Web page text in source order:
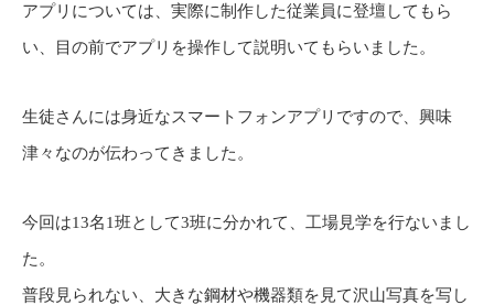
アプリについては、実際に制作した従業員に登壇してもら
い、目の前でアプリを操作して説明いてもらいました。
生徒さんには身近なスマートフォンアプリですので、興味
津々なのが伝わってきました。
今回は13名1班として3班に分かれて、工場見学を行ないまし
た。
普段見られない、大きな鋼材や機器類を見て沢山写真を写し